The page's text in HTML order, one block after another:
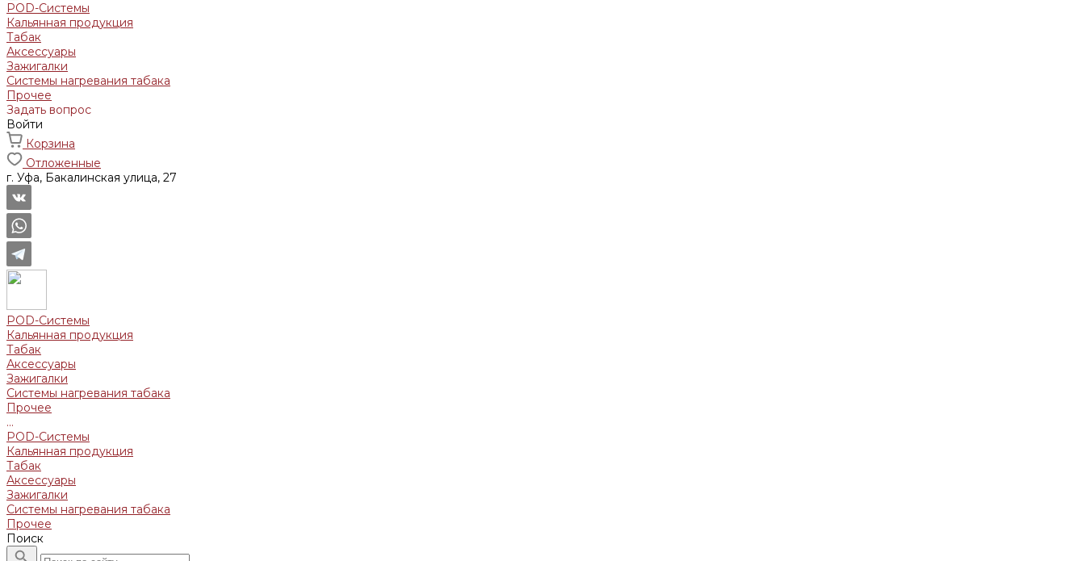
POD-Системы
Кальянная продукция
Табак
Аксессуары
Зажигалки
Системы нагревания табака
Прочее
Задать вопрос
Войти
Корзина
Отложенные
г. Уфа, Бакалинская улица, 27
POD-Системы
Кальянная продукция
Табак
Аксессуары
Зажигалки
Системы нагревания табака
Прочее
...
POD-Системы
Кальянная продукция
Табак
Аксессуары
Зажигалки
Системы нагревания табака
Прочее
Поиск